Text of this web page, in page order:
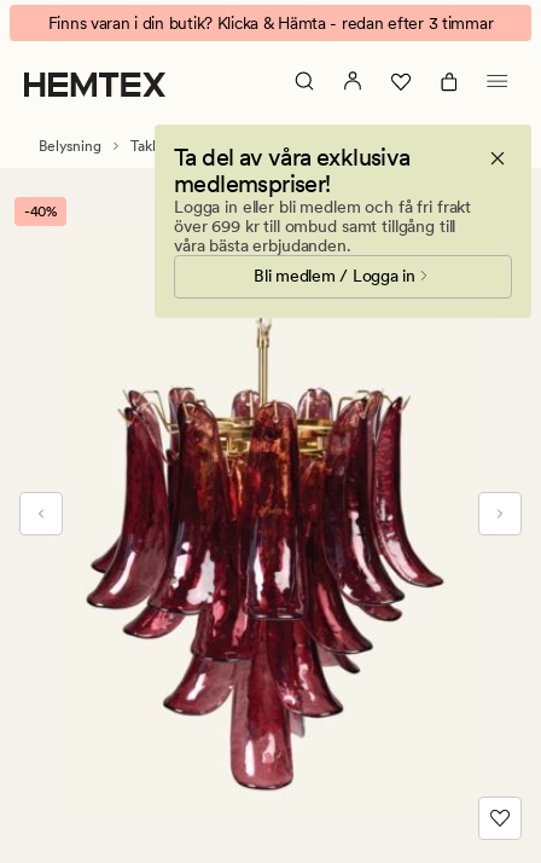
Liara
taklampa
burgundy
Animerad
banner.
Klicka
på
att
pausa.
Finns varan i din butik? Klicka & Hämta - redan efter 3 timmar
Ta del av våra exklusiva
medlemspriser!
Logga in eller bli medlem och få fri frakt
över 699 kr till ombud samt tillgång till
våra bästa erbjudanden.
Bli medlem / Logga in
Belysning Taklampor
-40%